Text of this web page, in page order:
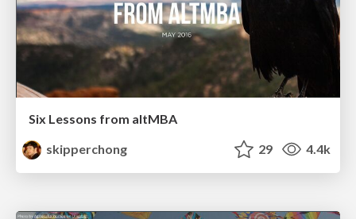
Six Lessons from altMBA
skipperchong
29 4.4k